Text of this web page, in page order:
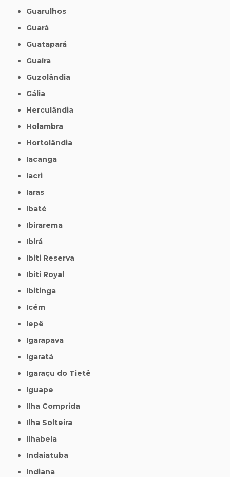
Guarulhos
Guará
Guatapará
Guaíra
Guzolândia
Gália
Herculândia
Holambra
Hortolândia
Iacanga
Iacri
Iaras
Ibaté
Ibirarema
Ibirá
Ibiti Reserva
Ibiti Royal
Ibitinga
Icém
Iepê
Igarapava
Igaratá
Igaraçu do Tietê
Iguape
Ilha Comprida
Ilha Solteira
Ilhabela
Indaiatuba
Indiana